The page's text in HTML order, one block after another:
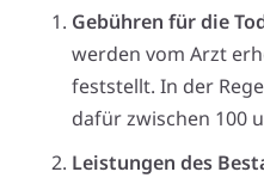
Gebühren für die
werden vom Arzt
feststellt. In der
dafür zwischen 100
Leistungen des